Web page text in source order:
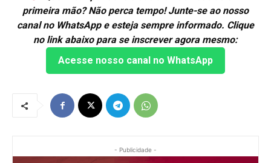
primeira mão? Não perca tempo! Junte-se ao nosso
canal no WhatsApp e esteja sempre informado. Clique
no link abaixo para se inscrever agora mesmo:
Acesse nosso canal no WhatsApp
- Publicidade -